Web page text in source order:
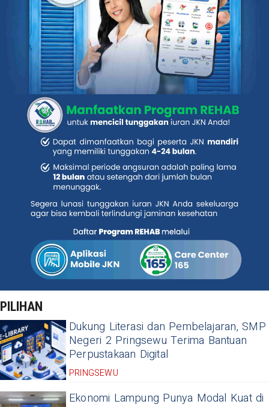
PILIHAN
Dukung Literasi dan Pembelajaran, SMP
Negeri 2 Pringsewu Terima Bantuan
Perpustakaan Digital
PRINGSEWU
Ekonomi Lampung Punya Modal Kuat di